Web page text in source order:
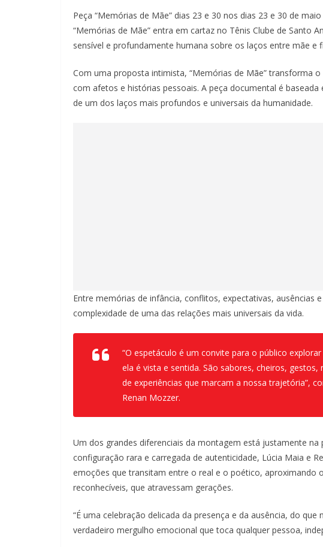
Peça “Memórias de Mãe” dias 23 e 30 nos dias 23 e 30 de
“Memórias de Mãe” entra em cartaz no Tênis Clube de Santo
sensível e profundamente humana sobre os laços entre mãe e
Com uma proposta intimista, “Memórias de Mãe” transforma
com afetos e histórias pessoais. A peça documental é
de um dos laços mais profundos e universais da humanidade.
Entre memórias de infância, conflitos, expectativas, ausências
complexidade de uma das relações mais universais da vida.
“O espetáculo é um convite para o público
ela é vista e sentida. São sabores, cheiros,
de experiências que marcam a nossa trajetória”,
Renan Mozzer.
Um dos grandes diferenciais da montagem está justamente na
configuração rara e carregada de autenticidade, Lúcia Maia e
emoções que transitam entre o real e o poético, aproximando
reconhecíveis, que atravessam gerações.
“É uma celebração delicada da presença e da ausência, do
verdadeiro mergulho emocional que toca qualquer pessoa,